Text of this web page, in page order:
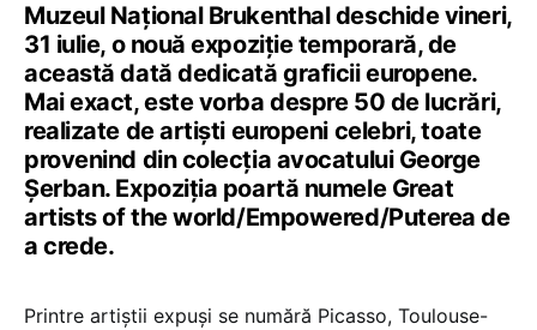
Muzeul Național Brukenthal deschide vineri,
31 iulie, o nouă expoziție temporară, de
această dată dedicată graficii europene.
Mai exact, este vorba despre 50 de lucrări,
realizate de artiști europeni celebri, toate
provenind din colecția avocatului George
Șerban. Expoziția poartă numele Great
artists of the world/Empowered/Puterea de
a crede.
Printre artiștii expuși se numără Picasso, Toulouse-